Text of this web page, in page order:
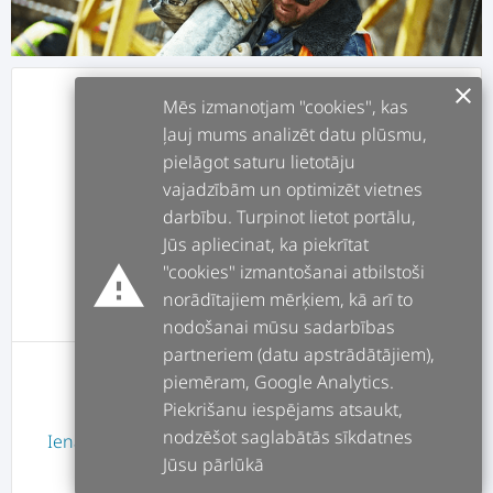
infoAPRAKSTS
assignment DARBI
forumPOSTI
messageATSAUKSMES
Lietotājam nav atsauksmes
Ienākt
Reģistrēties
warning
Mēs izmanotjam "cookies", kas
ļauj mums analizēt datu plūsmu,
pielāgot saturu lietotāju
vajadzībām un optimizēt vietnes
darbību. Turpinot lietot portālu,
Jūs apliecinat, ka piekrītat
"cookies" izmantošanai atbilstoši
norādītajiem mērķiem, kā arī to
nodošanai mūsu sadarbības
partneriem (datu apstrādātājiem),
piemēram, Google Analytics.
Piekrišanu iespējams atsaukt,
nodzēšot saglabātās sīkdatnes
Jūsu pārlūkā
clear